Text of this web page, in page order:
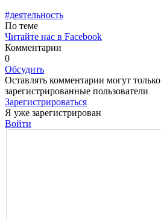
#деятельность
По теме
Читайте нас в Facebook
Комментарии
0
Обсудить
Оставлять комментарии могут только
зарегистрированные пользователи
Зарегистрироваться
Я уже зарегистрирован
Войти